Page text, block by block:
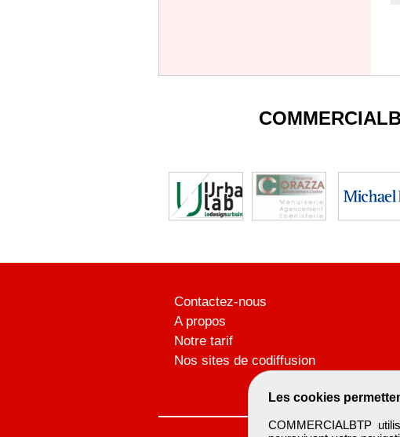
Les cookies
COMMERCIALBTP
Contactez-nous
A propos
Notre tarif
Nos sites de codiffusion